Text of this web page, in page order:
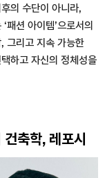
의 수단이 아니라,
션 아이템’으로서의
그리고 지속 가능한
하고 자신의 정체성을
축학, 레포시